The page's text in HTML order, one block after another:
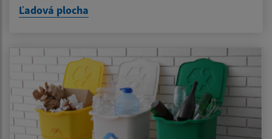
Ľadová plocha